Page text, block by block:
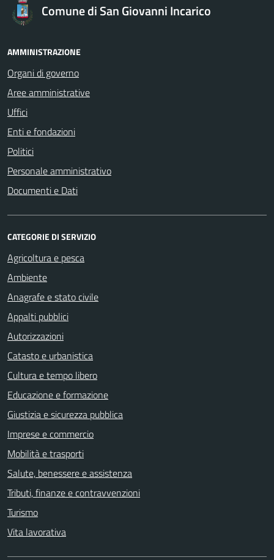
Comune di San Giovanni Incarico
AMMINISTRAZIONE
Organi di governo
Aree amministrative
Uffici
Enti e fondazioni
Politici
Personale amministrativo
Documenti e Dati
CATEGORIE DI SERVIZIO
Agricoltura e pesca
Ambiente
Anagrafe e stato civile
Appalti pubblici
Autorizzazioni
Catasto e urbanistica
Cultura e tempo libero
Educazione e formazione
Giustizia e sicurezza pubblica
Imprese e commercio
Mobilità e trasporti
Salute, benessere e assistenza
Tributi, finanze e contravvenzioni
Turismo
Vita lavorativa